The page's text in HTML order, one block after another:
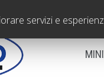
servizi e